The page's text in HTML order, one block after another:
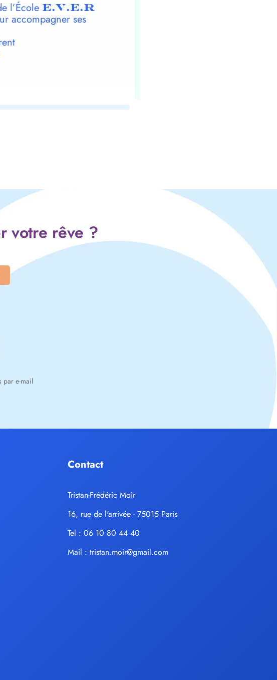
l’École E.V.E.R
accompagner ses
votre rêve ?
par e-mail
Contact
Tristan-Frédéric Moir
16, rue de l'arrivée - 75015 Paris
Tel : 06 10 80 44 40
Mail :tristan.moir@gmail.com